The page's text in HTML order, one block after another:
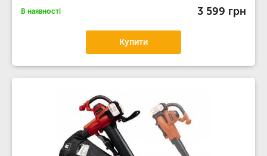
В наявності 3 599 грн
Купити